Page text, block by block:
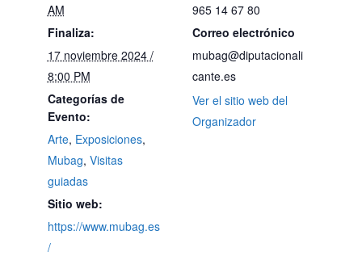
AM
Finaliza:
17 noviembre 2024 /
8:00 PM
Categorías de
Evento:
Arte, Exposiciones,
Mubag, Visitas
guiadas
Sitio web:
https://www.mubag.es
/
965 14 67 80
Correo electrónico
mubag@diputacionali
cante.es
Ver el sitio web del
Organizador